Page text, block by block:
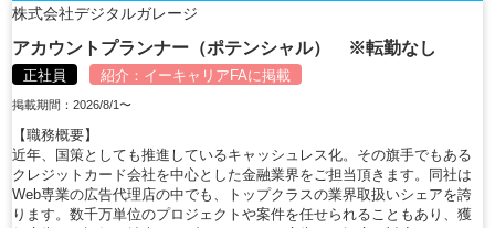
株式会社デジタルガレージ
アカウントプランナー（ポテンシャル） ※転勤なし
正社員 紹介： イーキャリアFAに掲載
掲載期間：2026/8/1〜
【職務概要】
近年、国策としても推進しているキャッシュレス化。その旗手でもある
クレジットカード会社を中心とした金融業界をご担当頂きます。同社は
Web専業の広告代理店の中でも、トップクラスの業界取扱いシェアを誇
ります。数千万単位のプロジェクトや案件を任せられることもあり、獲